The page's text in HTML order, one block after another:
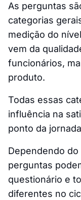
As perguntas
categorias
medição do
vem da
funcionários,
produto.
Todas essas
influência na
ponto da
Dependendo
perguntas
questionário e
diferentes no